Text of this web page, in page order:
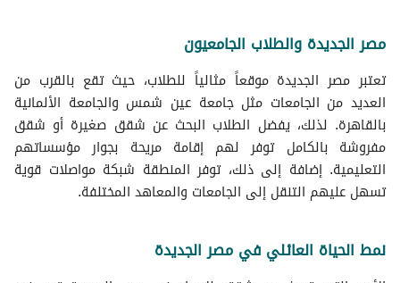
مصر الجديدة والطلاب الجامعيون
تعتبر مصر الجديدة موقعاً مثالياً للطلاب، حيث تقع بالقرب من
العديد من الجامعات مثل جامعة عين شمس والجامعة الألمانية
بالقاهرة. لذلك، يفضل الطلاب البحث عن شقق صغيرة أو شقق
مفروشة بالكامل توفر لهم إقامة مريحة بجوار مؤسساتهم
التعليمية. إضافة إلى ذلك، توفر المنطقة شبكة مواصلات قوية
تسهل عليهم التنقل إلى الجامعات والمعاهد المختلفة.
نمط الحياة العائلي في مصر الجديدة